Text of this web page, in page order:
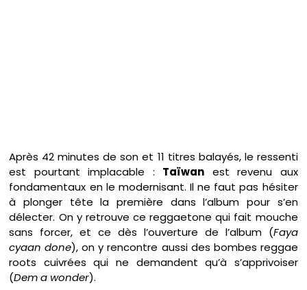
Après 42 minutes de son et 11 titres balayés, le ressenti
est pourtant implacable : Taïwan est revenu aux
fondamentaux en le modernisant. Il ne faut pas hésiter
à plonger tête la première dans l’album pour s’en
délecter. On y retrouve ce reggaetone qui fait mouche
sans forcer, et ce dès l’ouverture de l’album (Faya
cyaan done), on y rencontre aussi des bombes reggae
roots cuivrées qui ne demandent qu’à s’apprivoiser
(Dem a wonder).